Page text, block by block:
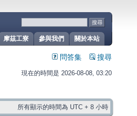
關於本站
參與我們
摩茲工寮
問答集 搜尋
現在的時間是 2026-08-08, 03:20
所有顯示的時間為 UTC + 8 小時